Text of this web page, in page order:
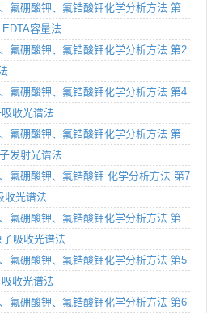
氟硼酸钾、氟锆酸钾化学分析方法 第
容量法
氟硼酸钾、氟锆酸钾化学分析方法 第2
氟硼酸钾、氟锆酸钾化学分析方法 第4
收光谱法
氟硼酸钾、氟锆酸钾化学分析方法 第
发射光谱法
氟硼酸钾、氟锆酸钾 化学分析方法 第7
收光谱法
氟硼酸钾、氟锆酸钾化学分析方法 第
吸收光谱法
氟硼酸钾、氟锆酸钾化学分析方法 第5
收光谱法
氟硼酸钾、氟锆酸钾化学分析方法 第6